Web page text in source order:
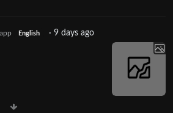
English · 9 days ago